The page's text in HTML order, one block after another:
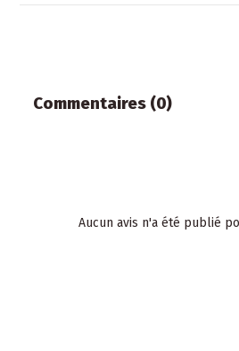
Commentaires (0)
Aucun avis n'a été publié